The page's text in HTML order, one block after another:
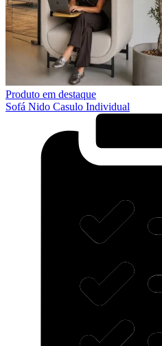
Produto em destaque
Sofá Nido Casulo Individual